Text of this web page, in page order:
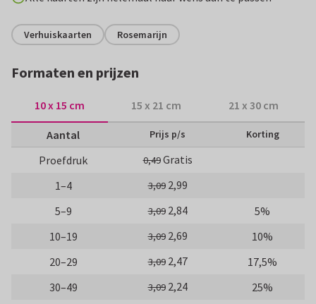
Verhuiskaarten Rosemarijn
Formaten en prijzen
10 x 15 cm 15 x 21 cm 21 x 30 cm
Aantal Prijs p/s Korting
Proefdruk 0,49Gratis
1–4
3,09 2,99
5–9
3,09 2,84
5%
10–19
3,09 2,69
10%
20–29
3,09 2,47
17,5%
30–49
3,09 2,24
25%